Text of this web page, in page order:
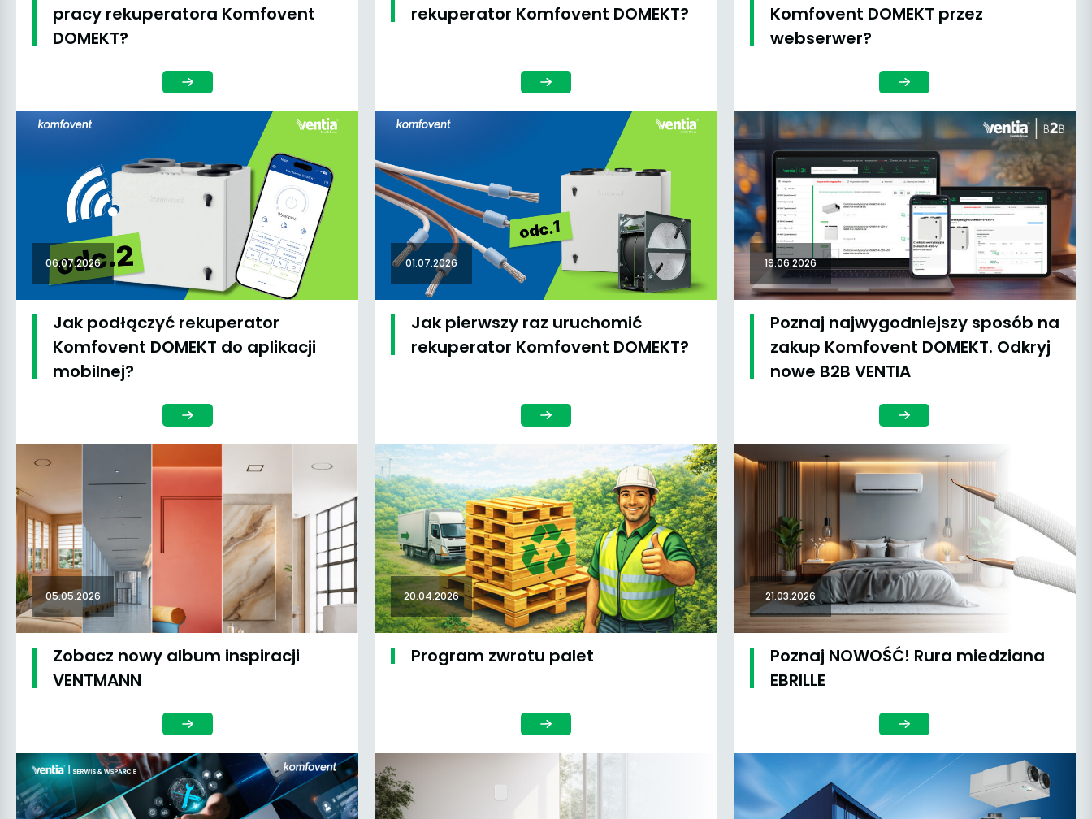
pracy rekuperatora Komfovent
DOMEKT?
rekuperator Komfovent DOMEKT?
Komfovent DOMEKT przez
webserwer?
06.07.2026
Jak podłączyć rekuperator
Komfovent DOMEKT do aplikacji
mobilnej?
01.07.2026
Jak pierwszy raz uruchomić
rekuperator Komfovent DOMEKT?
19.06.2026
Poznaj najwygodniejszy sposób na
zakup Komfovent DOMEKT. Odkryj
nowe B2B VENTIA
05.05.2026
Zobacz nowy album inspiracji
VENTMANN
20.04.2026
Program zwrotu palet
21.03.2026
Poznaj NOWOŚĆ! Rura miedziana
EBRILLE